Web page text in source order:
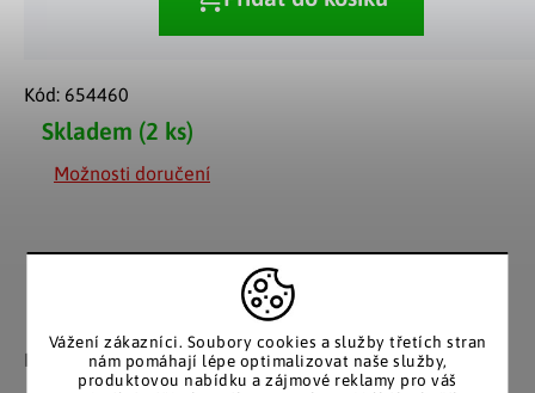
Vážení zákazníci. Soubory cookies a služby třetích stran
nám pomáhají lépe optimalizovat naše služby,
produktovou nabídku a zájmové reklamy pro váš
Skladem (2 ks)
Možnosti doručení
Kód: 654460
Záruka spokojenosti
Nakupujete bez obav, férové
jednání v každé situaci.
Katalog v tištěné
podobě
Stálým zákazníkům